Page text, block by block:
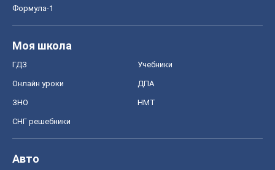
Формула-1
Моя школа
ГДЗ Учебники
Онлайн уроки ДПА
ЗНО НМТ
СНГ решебники
Авто